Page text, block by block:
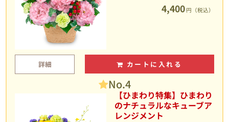
4,400 円（税込）
詳細 カートに入れる
No.4
【ひまわり特集】ひまわり
のナチュラルなキューブア
レンジメント